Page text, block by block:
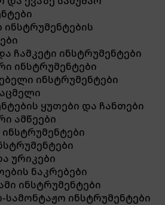
ჩამკეტი ინსტრუმენტები
ინსტრუმენტები
ინსტრუმენტები
ყუთები და ჩანთები
ამწეები
ურიკები
ნაკრებები
ინსტრუმენტები
ინსტრუმენტები